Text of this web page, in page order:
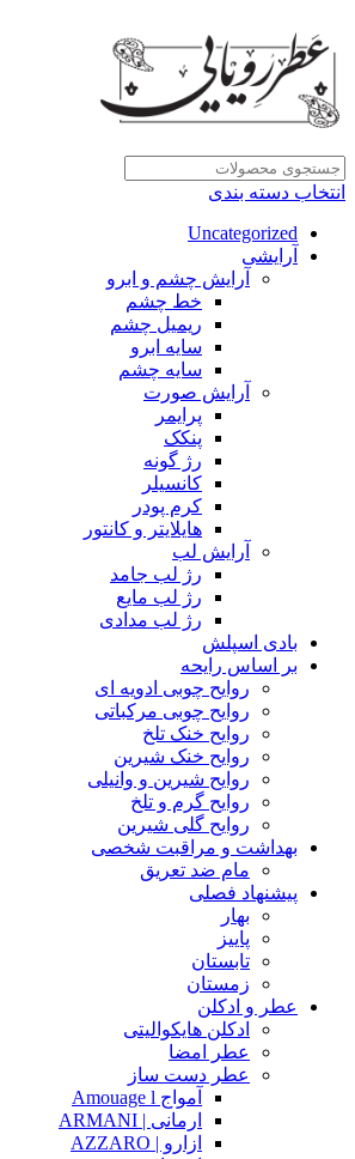
انتخاب دسته بندی
Uncategorized
آرایشی
آرایش چشم و ابرو
خط چشم
ریمیل چشم
سایه ابرو
سایه چشم
آرایش صورت
پرایمر
پنکک
رژ گونه
کانسیلر
کرم پودر
هایلایتر و کانتور
آرایش لب
رژ لب جامد
رژ لب مایع
رژ لب مدادی
بادی اسپلش
بر اساس رایحه
روایح چوبی ادویه ای
روایح چوبی مرکباتی
روایح خنک تلخ
روایح خنک شیرین
روایح شیرین و وانیلی
روایح گرم و تلخ
روایح گلی شیرین
بهداشت و مراقبت شخصی
مام ضد تعریق
پیشنهاد فصلی
بهار
پاییز
تابستان
زمستان
عطر و ادکلن
ادکلن هایکوالیتی
عطر امضا
عطر دست ساز
آمواج Amouage l
ارمانی | ARMANI
ازارو | AZZARO